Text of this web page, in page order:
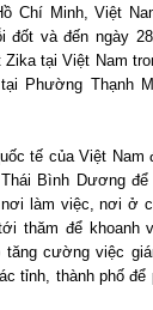
Chí Minh, Việt
và đến ngày
tại Việt Nam
Phường Thạnh
tế của Việt
Bình Dương để
làm việc, nơi ở
thăm để khoanh
cường việc
tỉnh, thành phố